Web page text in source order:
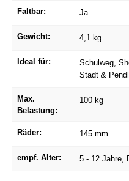
Faltbar: Ja
Gewicht: 4,1 kg
Ideal für: Schulweg ,
Stadt &
Max.
Belastung:
100 kg
Räder: 145 mm
empf. Alter: 5 - 12 Jahre